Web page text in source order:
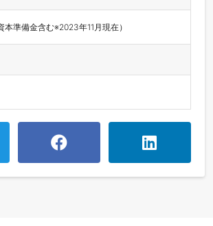
準備金含む※2023年11月現在）